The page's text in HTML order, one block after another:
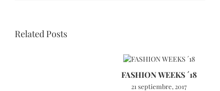
Related Posts
FASHION WEEKS ´18
21 septiembre, 2017